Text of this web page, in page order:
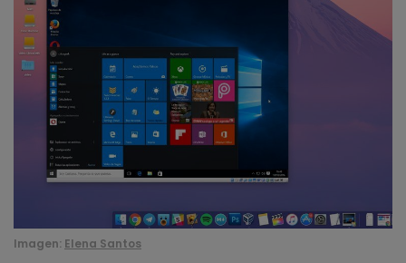
Imagen: Elena Santos